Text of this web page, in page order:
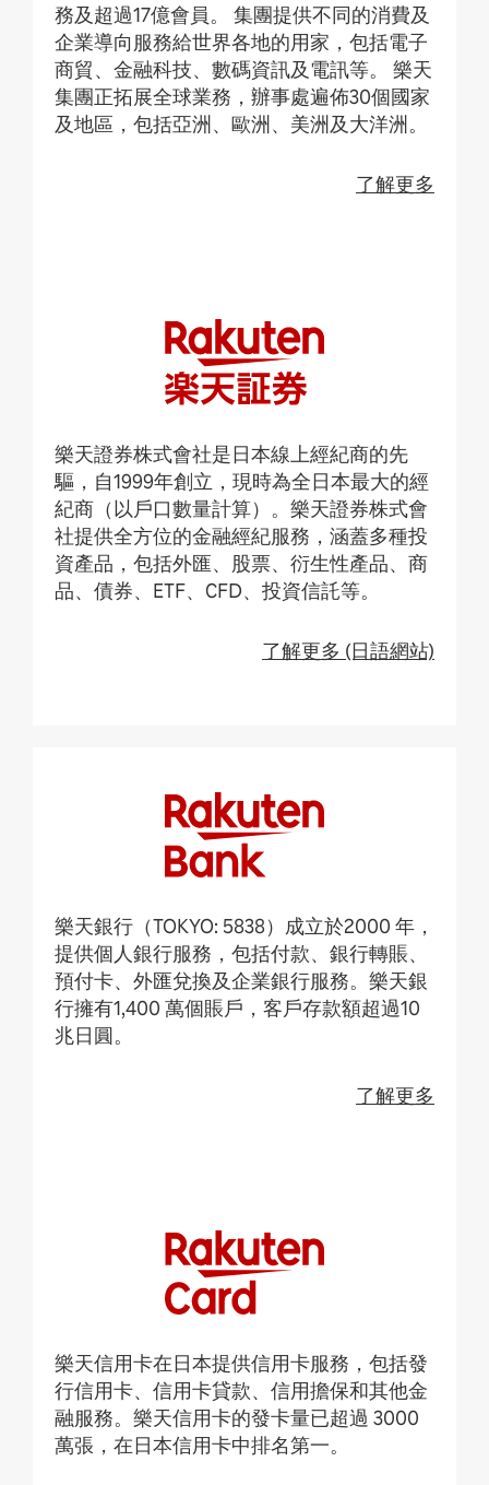
務及超過17億會員。 集團提供不同的消費及
企業導向服務給世界各地的用家，包括電子
商貿、金融科技、數碼資訊及電訊等。 樂天
集團正拓展全球業務，辦事處遍佈30個國家
及地區，包括亞洲、歐洲、美洲及大洋洲。
了解更多
樂天證券株式會社是日本線上經紀商的先
驅，自1999年創立，現時為全日本最大的經
紀商（以戶口數量計算）。樂天證券株式會
社提供全方位的金融經紀服務，涵蓋多種投
資產品，包括外匯、股票、衍生性產品、商
品、債券、ETF、CFD、投資信託等。
了解更多 (日語網站)
樂天銀行（TOKYO: 5838）成立於2000 年，
提供個人銀行服務，包括付款、銀行轉賬、
預付卡、外匯兌換及企業銀行服務。樂天銀
行擁有1,400 萬個賬戶，客戶存款額超過10
兆日圓。
了解更多
樂天信用卡在日本提供信用卡服務，包括發
行信用卡、信用卡貸款、信用擔保和其他金
融服務。樂天信用卡的發卡量已超過 3000
萬張，在日本信用卡中排名第一。